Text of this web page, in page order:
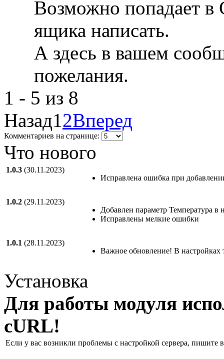
Возможно попадает
ящика написать.
А здесь в вашем
пожелания.
1 - 5 из 8
Назад12Вперед
Комментариев на странице:
Что нового
1.0.3 (30.11.2023)
Исправлена ошибка при
1.0.2 (29.11.2023)
Добавлен параметр Температура в
Исправлены мелкие ошибки
1.0.1 (28.11.2023)
Важное обновление! В настройках
Установка
Для работы модуля
cURL!
Если у вас возникли проблемы с настройкой сервера, пишите